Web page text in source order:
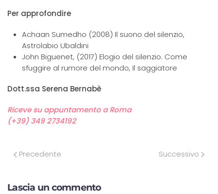
Per approfondire
Achaan Sumedho (2008) Il suono del silenzio,
Astrolabio Ubaldini
John Biguenet, (2017) Elogio del silenzio. Come
sfuggire al rumore del mondo, Il saggiatore
Dott.ssa Serena Bernabè
Riceve su appuntamento a Roma
(+39) 349 2734192
Precedente Successivo
Lascia un commento